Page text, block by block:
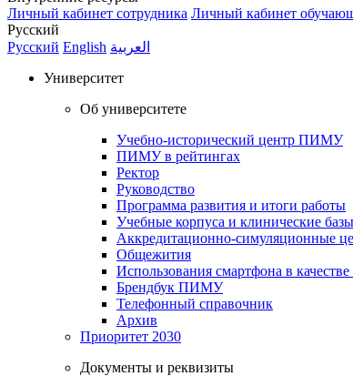
Личный кабинет сотрудника Личный кабинет
Русский
Русский English العربية
Университет
Об университете
Учебно-исторический центр ПИМУ
ПИМУ в рейтингах
Ректор
Руководство
Программа развития и итоги работы
Учебные корпуса и клинические
Аккредитационно-симуляционные
Общежития
Использования смартфона в
Брендбук ПИМУ
Телефонный справочник
Архив
Приоритет 2030
Документы и реквизиты